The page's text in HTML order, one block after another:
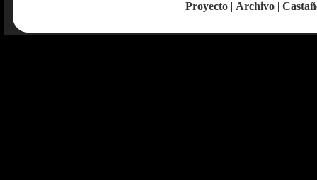
Proyecto | Archivo |